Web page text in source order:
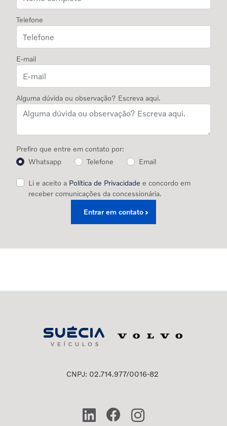
Telefone
E-mail
Alguma dúvida ou observação? Escreva aqui.
Prefiro que entre em contato por:
Whatsapp
Telefone Email
Li e aceito a Política de Privacidade e concordo em
receber comunicações da concessionária.
Entrar em contato
CNPJ: 02.714.977/0016-82